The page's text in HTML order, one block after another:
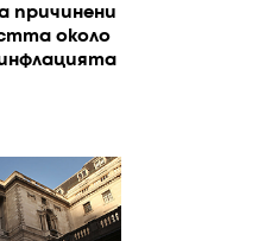
причинени
около